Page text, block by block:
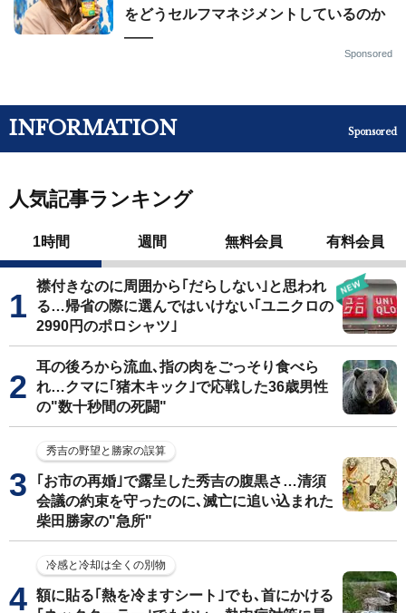
をどうセルフマネジメントしているのか
——
Sponsored
INFORMATION Sponsored
人気記事ランキング
1時間 週間 無料会員 有料会員
襟付きなのに周囲から｢だらしない｣と思われ
る…帰省の際に選んではいけない｢ユニクロの
2990円のポロシャツ｣
耳の後ろから流血､指の肉をごっそり食べら
れ…クマに｢猪木キック｣で応戦した36歳男性
の"数十秒間の死闘"
秀吉の野望と勝家の誤算
｢お市の再婚｣で露呈した秀吉の腹黒さ…清須
会議の約束を守ったのに､滅亡に追い込まれた
柴田勝家の"急所"
冷感と冷却は全くの別物
額に貼る｢熱を冷ますシート｣でも､首にかける